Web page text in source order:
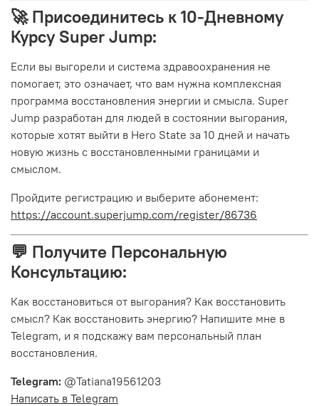
🚀 Присоединитесь к 10-Дневному
Курсу Super Jump:
Если вы выгорели и система здравоохранения не
помогает, это означает, что вам нужна комплексная
программа восстановления энергии и смысла. Super
Jump разработан для людей в состоянии выгорания,
которые хотят выйти в Hero State за 10 дней и начать
новую жизнь с восстановленными границами и
смыслом.
Пройдите регистрацию и выберите абонемент:
https://account.superjump.com/register/86736
💬 Получите Персональную
Консультацию:
Как восстановиться от выгорания? Как восстановить
смысл? Как восстановить энергию? Напишите мне в
Telegram, и я подскажу вам персональный план
восстановления.
Telegram: @Tatiana19561203
Написать в Telegram